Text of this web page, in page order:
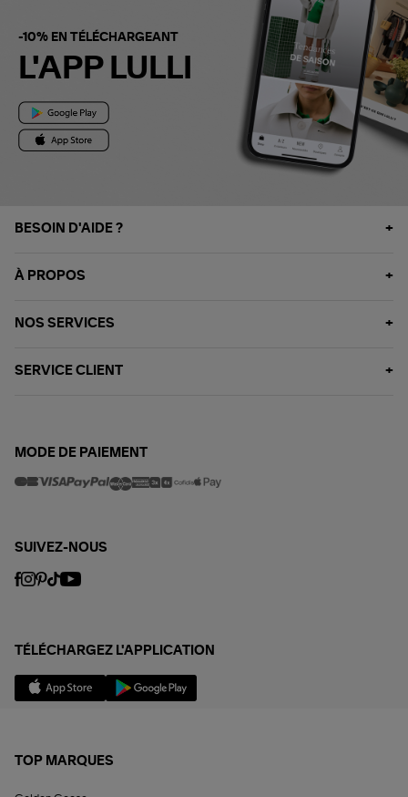
-10% EN TÉLÉCHARGEANT
L'APP LULLI
BESOIN D'AIDE ?
À PROPOS
NOS SERVICES
SERVICE CLIENT
MODE DE PAIEMENT
SUIVEZ-NOUS
TÉLÉCHARGEZ L'APPLICATION
TOP MARQUES